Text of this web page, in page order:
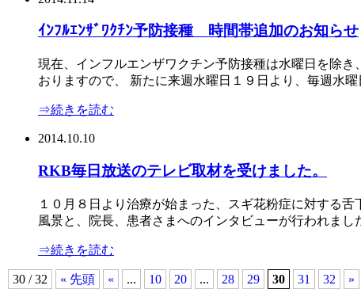
ｲﾝﾌﾙｴﾝｻﾞﾜｸﾁﾝ予防接種 時間帯追加のお知らせ
現在、インフルエンザワクチン予防接種は水曜日を除
おりますので、 新たに来週水曜日１９日より、毎週水
⇒続きを読む
2014.10.10
RKB毎日放送のテレビ取材を受けました。
１０月８日より治療が始まった、スギ花粉症に対する
風景と、院長、患者さまへのインタビューが行われま
⇒続きを読む
30 / 32 « 先頭 « ... 10 20 ... 28 29 30 31 32 »